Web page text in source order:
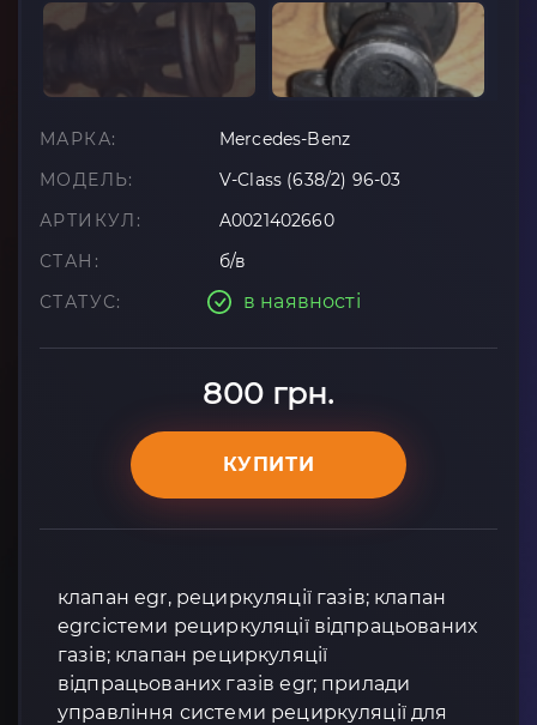
МАРКА:
Mercedes-Benz
МОДЕЛЬ:
V-Class (638/2) 96-03
АРТИКУЛ:
A0021402660
СТАН:
б/в
СТАТУС:
в наявності
800 грн.
КУПИТИ
клапан egr, рециркуляції газів; клапан
egrсістеми рециркуляції відпрацьованих
газів; клапан рециркуляції
відпрацьованих газів egr; прилади
управління системи рециркуляції для